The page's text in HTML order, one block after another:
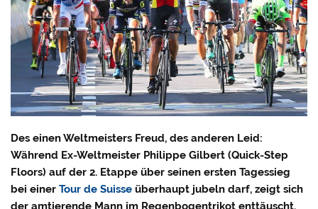
Des einen Weltmeisters Freud, des anderen Leid:
Während Ex-Weltmeister Philippe Gilbert (Quick-Step
Floors) auf der 2. Etappe über seinen ersten Tagessieg
bei einerTour de Suisse überhaupt jubeln darf, zeigt sich
der amtierende Mann im Regenbogentrikot enttäuscht.